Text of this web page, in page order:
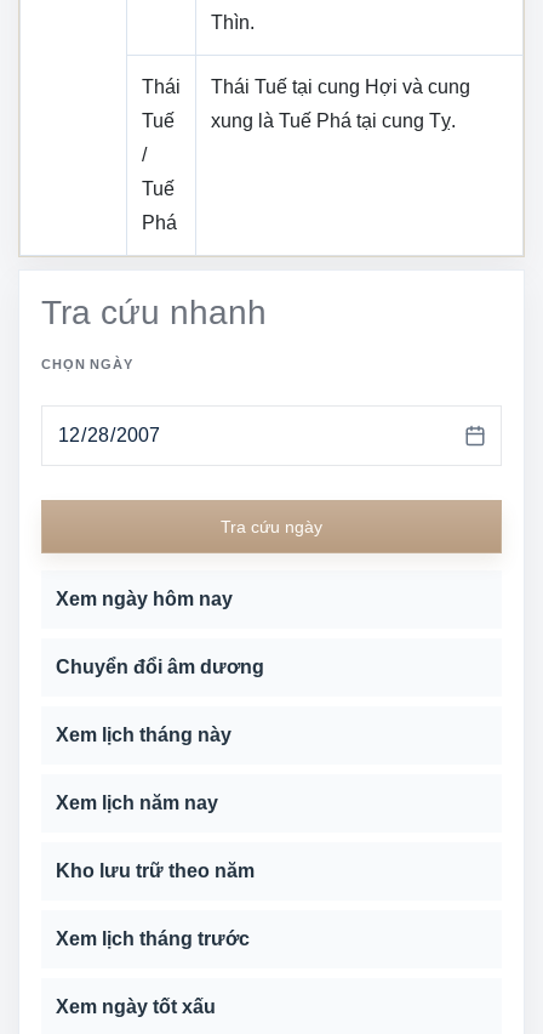
Thìn.
Thái
Tuế
/
Tuế
Phá
Thái Tuế tại cung Hợi và cung
xung là Tuế Phá tại cung Tỵ.
Tra cứu nhanh
CHỌN NGÀY
Tra cứu ngày
Xem ngày hôm nay
Chuyển đổi âm dương
Xem lịch tháng này
Xem lịch năm nay
Kho lưu trữ theo năm
Xem lịch tháng trước
Xem ngày tốt xấu